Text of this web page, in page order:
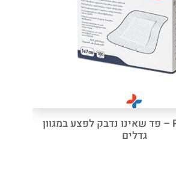
סטרי פד PIC – פד שאינו נדבק לפצע במגוון
גדלים